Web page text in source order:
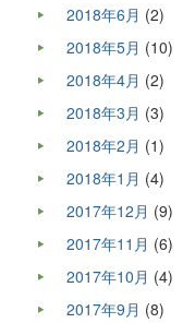
2018年6月 (2)
2018年5月 (10)
2018年4月 (2)
2018年3月 (3)
2018年2月 (1)
2018年1月 (4)
2017年12月 (9)
2017年11月 (6)
2017年10月 (4)
2017年9月 (8)